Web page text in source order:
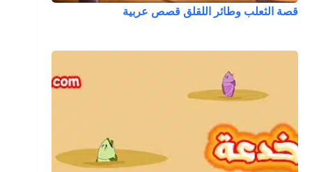
قصة الثعلب وطائر اللقلق قصص عربية